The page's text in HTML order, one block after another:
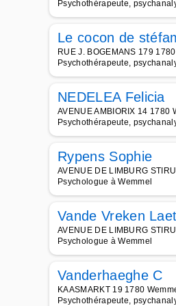
Psychothérapeute,
Le cocon de
RUE J. BOGEMANS 179 1780
Psychothérapeute,
NEDELEA Felicia
AVENUE AMBIORIX 14 1780
Psychothérapeute,
Rypens Sophie
AVENUE DE LIMBURG
Psychologue à Wemmel
Vande Vreken
AVENUE DE LIMBURG
Psychologue à Wemmel
Vanderhaeghe C
KAASMARKT 19 1780
Psychothérapeute,